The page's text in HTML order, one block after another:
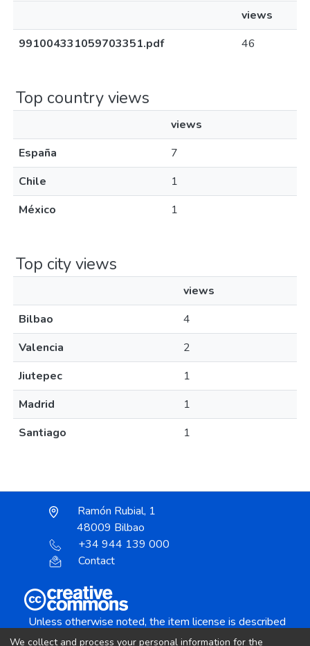
views
991004331059703351.pdf
46
Top country views
views
España
7
Chile
1
México
1
Top city views
views
Bilbao
4
Valencia
2
Jiutepec
1
Madrid
1
Santiago
1
Ramón Rubial, 1
48009 Bilbao
+34 944 139 000
Contact
Unless otherwise noted, the item license is described
We collect and process your personal information for the